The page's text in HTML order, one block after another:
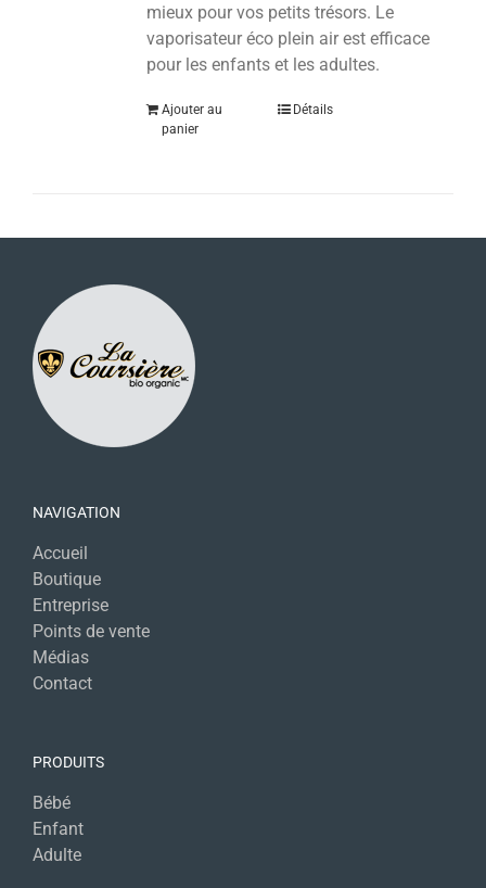
mieux pour vos petits trésors. Le
vaporisateur éco plein air est efficace
pour les enfants et les adultes.
Ajouter au
panier
Détails
NAVIGATION
Accueil
Boutique
Entreprise
Points de vente
Médias
Contact
PRODUITS
Bébé
Enfant
Adulte